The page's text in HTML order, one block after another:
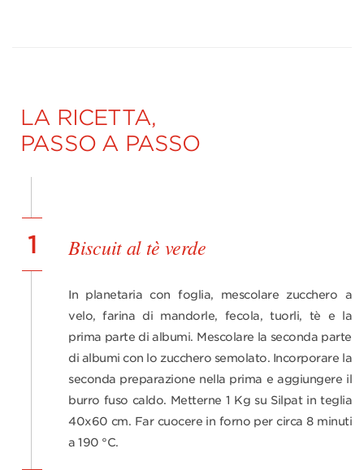
LA RICETTA,
PASSO A PASSO
1 Biscuit al tè verde
In planetaria con foglia, mescolare zucchero a
velo, farina di mandorle, fecola, tuorli, tè e la
prima parte di albumi. Mescolare la seconda parte
di albumi con lo zucchero semolato. Incorporare la
seconda preparazione nella prima e aggiungere il
burro fuso caldo. Metterne 1 Kg su Silpat in teglia
40x60 cm. Far cuocere in forno per circa 8 minuti
a 190 °C.